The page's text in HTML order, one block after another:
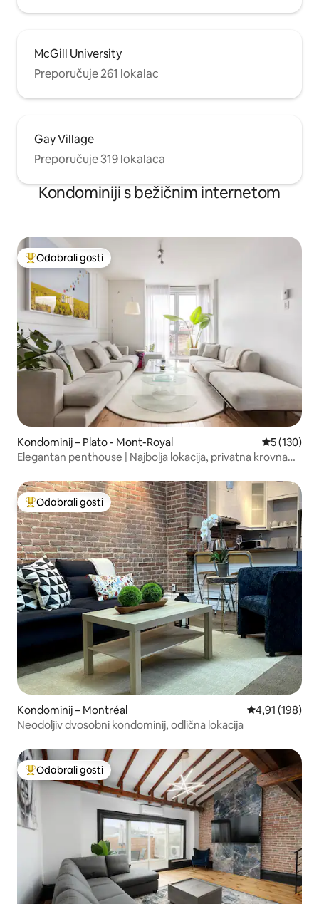
McGill University
Preporučuje 261 lokalac
Gay Village
Preporučuje 319 lokalaca
Kondominiji s bežičnim internetom
Među najviše rangiranima s oznakom „Odabrali gosti”
Odabrali gosti
Kondominij – Plato - Mont-Royal Prosječna
5 (130)
Elegantan penthouse | Najbolja lokacija, privatna krovna
Među najviše rangiranima s oznakom „Odabrali gosti”
Odabrali gosti
Kondominij – Montréal Prosječna
4,91 (198)
Neodoljiv dvosobni kondominij, odlična lokacija
Među najviše rangiranima s oznakom „Odabrali gosti”
Odabrali gosti